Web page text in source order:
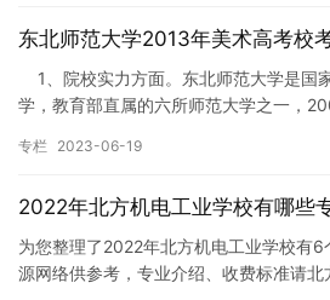
东北师范大学2013年美术高考校
1、院校实力方面。东北师范大学是国
学，教育部直属的六所师范大学之一，
专栏 2023-06-19
2022年北方机电工业学校有哪些
为您整理了2022年北方机电工业学校有
源网络供参考，专业介绍、收费标准请